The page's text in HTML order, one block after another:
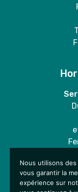
Nous utilisons
vous garantir la
expérience sur